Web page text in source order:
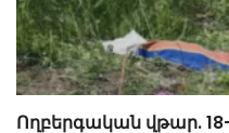
Ողբերգական վթար.